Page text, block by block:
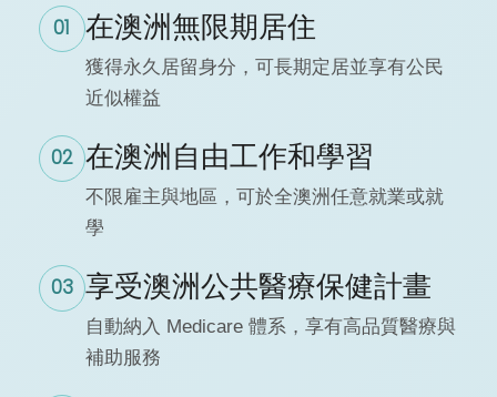
01 在澳洲無限期居住
獲得永久居留身分，可長期定居並享有公民
近似權益
02 在澳洲自由工作和學習
不限雇主與地區，可於全澳洲任意就業或就
學
03 享受澳洲公共醫療保健計畫
自動納入 Medicare 體系，享有高品質醫療與
補助服務